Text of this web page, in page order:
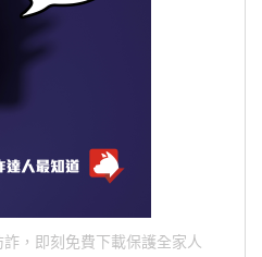
，即刻免費下載保護全家人